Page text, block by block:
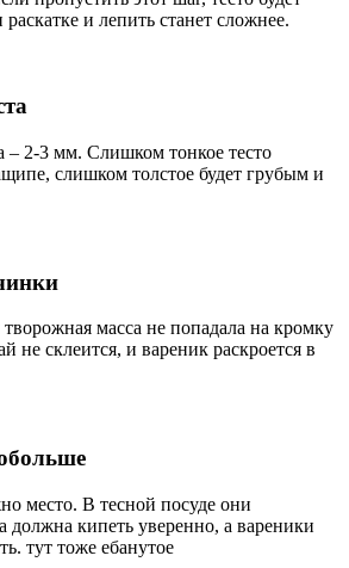
раскатке и лепить станет сложнее.
– 2-3 мм. Слишком тонкое тесто
слишком толстое будет грубым и
масса не попадала на кромку
не склеится, и вареник раскроется в
место. В тесной посуде они
должна кипеть уверенно, а вареники
тут тоже ебанутое